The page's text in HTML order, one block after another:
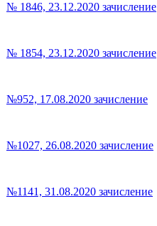
№ 1846, 23.12.2020 зачисление
№ 1854, 23.12.2020 зачисление
№952, 17.08.2020 зачисление
№1027, 26.08.2020 зачисление
№1141, 31.08.2020 зачисление